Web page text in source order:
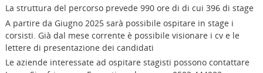
La struttura del percorso prevede 990 ore di di cui 396 di stage
A partire da Giugno 2025 sarà possibile ospitare in stage i
corsisti. Già dal mese corrente è possibile visionare i cv e le
lettere di presentazione dei candidati
Le aziende interessate ad ospitare stagisti possono contattare